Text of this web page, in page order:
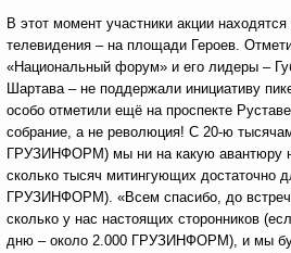
В этот момент участники акции
телевидения – на площади Героев.
«Национальный форум» и его лидеры –
Шартава – не поддержали инициативу
особо отметили ещё на проспекте
собрание, а не революция! С 20-ю
ГРУЗИНФОРМ) мы ни на какую авантюру
сколько тысяч митингующих достаточно
ГРУЗИНФОРМ). «Всем спасибо, до
сколько у нас настоящих сторонников
дню – около 2.000 ГРУЗИНФОРМ), и мы